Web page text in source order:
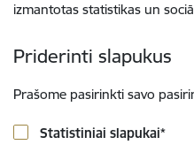
izmantotas statistikas un
Priderinti slapukus
Prašome pasirinkti savo
Statistiniai slapukai*